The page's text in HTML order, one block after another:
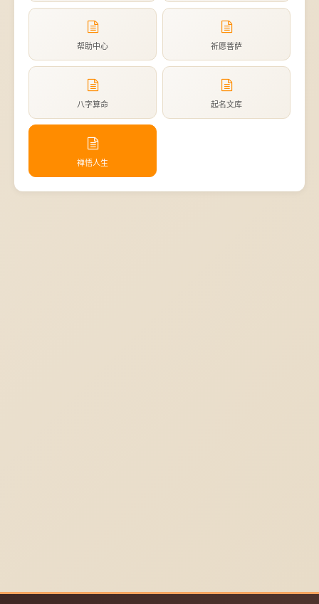
帮助中心 祈愿菩萨
八字算命 起名文库
禅悟人生